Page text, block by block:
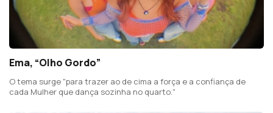
Ema, “Olho Gordo”
O tema surge "para trazer ao de cima a força e a confiança de
cada Mulher que dança sozinha no quarto."